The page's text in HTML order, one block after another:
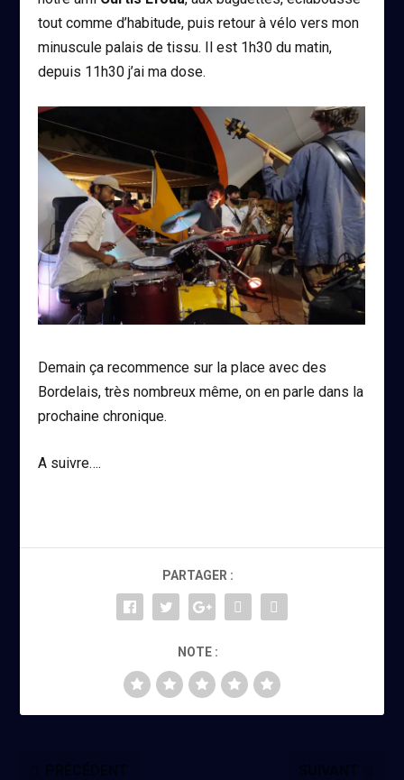
tout comme d’habitude, puis retour à vélo vers mon
minuscule palais de tissu. Il est 1h30 du matin,
depuis 11h30 j’ai ma dose.
Demain ça recommence sur la place avec des
Bordelais, très nombreux même, on en parle dans la
prochaine chronique.
A suivre….
PARTAGER :
NOTE :